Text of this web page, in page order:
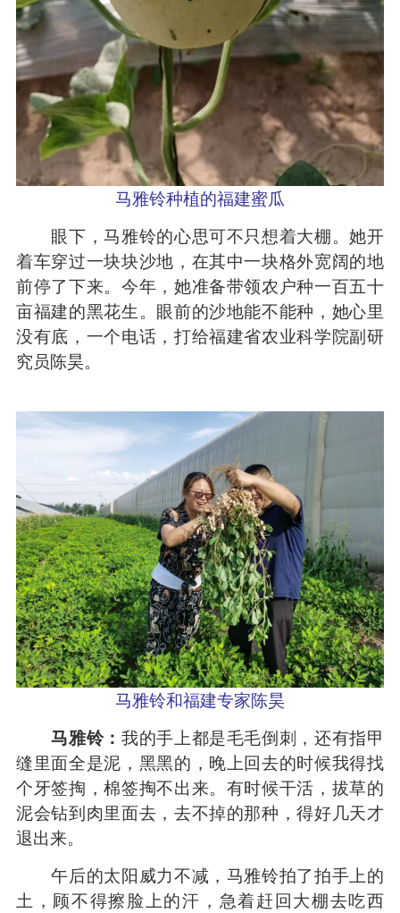
马雅铃种植的福建蜜瓜
眼下，马雅铃的心思可不只想着大棚。她开
着车穿过一块块沙地，在其中一块格外宽阔的地
前停了下来。今年，她准备带领农户种一百五十
亩福建的黑花生。眼前的沙地能不能种，她心里
没有底，一个电话，打给福建省农业科学院副研
究员陈昊。
马雅铃和福建专家陈昊
马雅铃： 我的手上都是毛毛倒刺，还有指甲
缝里面全是泥，黑黑的，晚上回去的时候我得找
个牙签掏，棉签掏不出来。有时候干活，拔草的
泥会钻到肉里面去，去不掉的那种，得好几天才
退出来。
午后的太阳威力不减，马雅铃拍了拍手上的
土，顾不得擦脸上的汗，急着赶回大棚去吃西